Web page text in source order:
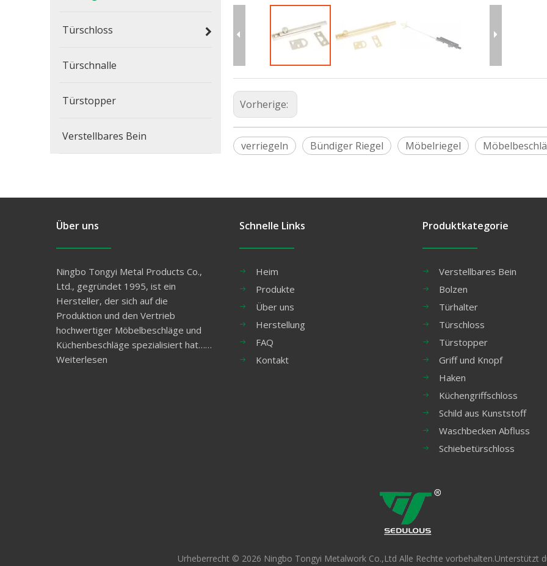
Türschloss
Türschnalle
Türstopper
Verstellbares Bein
Vorherige:
verriegeln Bündiger Riegel Möbelriegel
Über uns
Ningbo Tongyi Metal Products Co.,
Ltd., gegründet 1995, ist ein
Hersteller, der sich auf die
Produktion und den Vertrieb
hochwertiger Möbelbeschläge und
Küchenbeschläge spezialisiert hat……
Weiterlesen
Schnelle Links
Heim
Produkte
Über uns
Herstellung
FAQ
Kontakt
Produktkategorie
Verstellbares Bein
Bolzen
Türhalter
Türschloss
Türstopper
Griff und Knopf
Haken
Küchengriffschloss
Schild aus Kunststoff
Waschbecken Abfluss
Schiebetürschloss
Urheberrecht © 2026 Ningbo Tongyi Metalwork Co.,Ltd Alle Rechte vorbehalten.Unterstützt